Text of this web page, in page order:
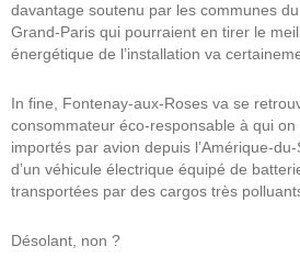
davantage soutenu par les communes
Grand-Paris qui pourraient en tirer le
énergétique de l’installation va
In fine, Fontenay-aux-Roses va se
consommateur éco-responsable à qui
importés par avion depuis l’Amérique-
d’un véhicule électrique équipé de
transportées par des cargos très
Désolant, non ?